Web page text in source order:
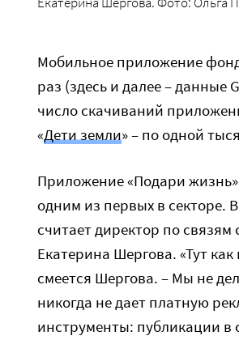
Мобильное приложение
раз (здесь и далее – данные
число скачиваний
«Дети земли» – по одной
Приложение «Подари
одним из первых в секторе.
считает директор по
Екатерина Шергова. «Тут
смеется Шергова. – Мы не
никогда не дает платную
инструменты: публикации в